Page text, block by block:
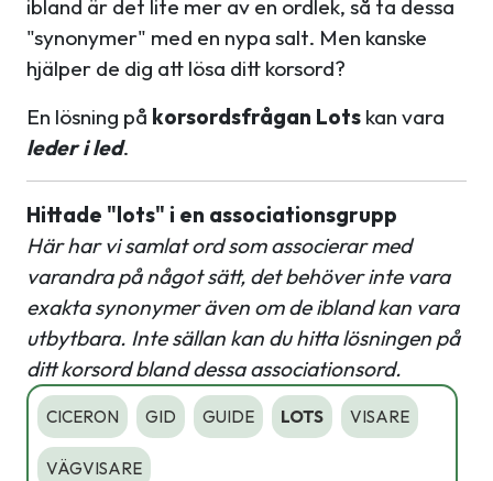
ibland är det lite mer av en ordlek, så ta dessa
"synonymer" med en nypa salt. Men kanske
hjälper de dig att lösa ditt korsord?
En lösning på korsordsfrågan Lots kan vara
leder i led.
Hittade "lots" i en associationsgrupp
Här har vi samlat ord som associerar med
varandra på något sätt, det behöver inte vara
exakta synonymer även om de ibland kan vara
utbytbara. Inte sällan kan du hitta lösningen på
ditt korsord bland dessa associationsord.
CICERON GID GUIDE LOTS VISARE
VÄGVISARE